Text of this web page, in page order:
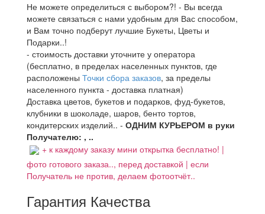
Не можете определиться с выбором?! - Вы всегда
можете связаться с нами удобным для Вас способом,
и Вам точно подберут лучшие Букеты, Цветы и
Подарки..!
- стоимость доставки уточните у оператора
(бесплатно, в пределах населенных пунктов, где
расположены Точки сбора заказов, за пределы
населенного пункта - доставка платная)
Доставка цветов, букетов и подарков, фуд-букетов,
клубники в шоколаде, шаров, бенто тортов,
кондитерских изделий.. - ОДНИМ КУРЬЕРОМ в руки
Получателю: , ..
+ к каждому заказу мини открытка бесплатно! |
фото готового заказа.., перед доставкой | если
Получатель не против, делаем фотоотчёт..
Гарантия Качества